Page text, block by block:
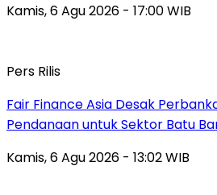
Kamis, 6 Agu 2026 - 17:00 WIB
Pers Rilis
Fair Finance Asia Desak
Pendanaan untuk Sektor Batu
Kamis, 6 Agu 2026 - 13:02 WIB